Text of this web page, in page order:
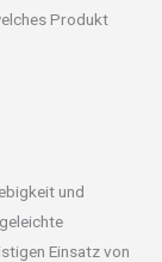
Produkt
und
Einsatz von